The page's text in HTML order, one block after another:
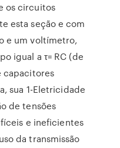
os circuitos
esta seção e com
e um voltímetro,
igual a τ= RC (de
capacitores
sua 1-Eletricidade
de tensões
e ineficientes
da transmissão